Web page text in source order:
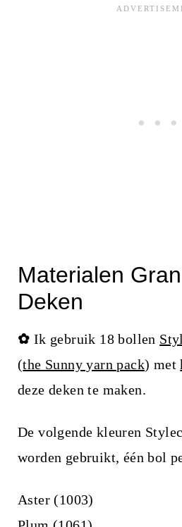
Materialen
Deken
✿ Ik gebruik 18 bollen
(the Sunny yarn pack) met
deze deken te maken.
De volgende kleuren
worden gebruikt, één bol
Aster (1003)